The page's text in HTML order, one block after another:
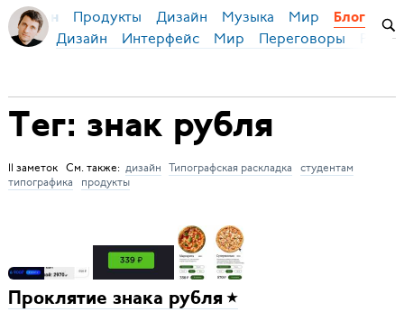
Бирман Продукты Дизайн Музыка Мир Блог
Дизайн Интерфейс Мир Переговоры
Тег: знак рубля
11 заметок См. также: дизайн Типографская раскладка
студентам
типографика
продукты
Проклятие знака рубля